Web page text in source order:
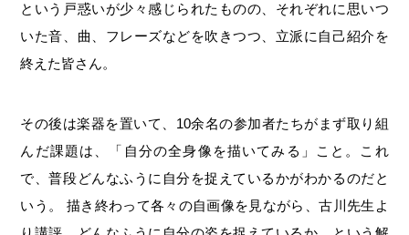
という戸惑いが少々感じられたものの、それぞれに思いつ
いた音、曲、フレーズなどを吹きつつ、立派に自己紹介を
終えた皆さん。
その後は楽器を置いて、10余名の参加者たちがまず取り組
んだ課題は、「自分の全身像を描いてみる」こと。これ
で、普段どんなふうに自分を捉えているかがわかるのだと
いう。 描き終わって各々の自画像を見ながら、古川先生よ